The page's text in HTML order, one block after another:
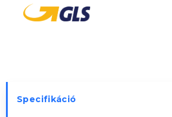
Specifikáció